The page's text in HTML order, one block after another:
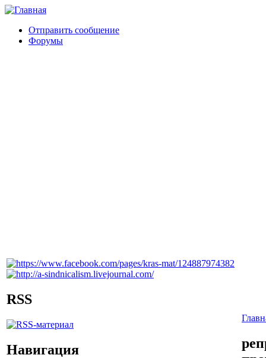
Отправить сообщение
Форумы
RSS
Навигация